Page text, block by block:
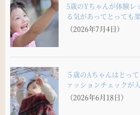
5歳のYちゃんが体験レ
る気があってとっても
（2026年7月4日）
５歳のAちゃんはとっ
ァッションチェックが
（2026年6月18日）